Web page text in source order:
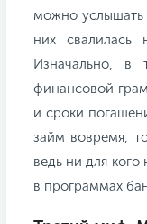
можно услышать
них свалилась
Изначально, в
финансовой
и сроки
займ вовремя,
ведь ни для
в программах